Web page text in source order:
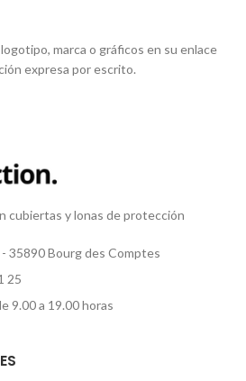
marca o gráficos en su enlace
expresa por escrito.
cubiertas y lonas de protección
35890 Bourg des Comptes
25
9.00 a 19.00 horas